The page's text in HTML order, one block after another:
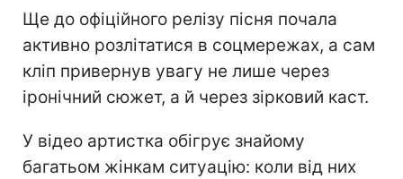
Ще до офіційного релізу пісня почала
активно розлітатися в соцмережах, а сам
кліп привернув увагу не лише через
іронічний сюжет, а й через зірковий каст.
У відео артистка обігрує знайому
багатьом жінкам ситуацію: коли від них